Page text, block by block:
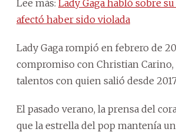
Lee más: Lady Gaga habló sobre
afectó haber sido violada
Lady Gaga rompió en febrero de
compromiso con Christian Carino,
talentos con quien salió desde
El pasado verano, la prensa del
que la estrella del pop mantenía